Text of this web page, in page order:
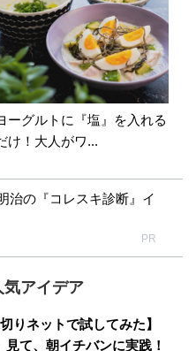
ーグルトに『塩』を入れる
け！大人がワ...
治の『コレスキ診断』イ
PR
気アイデア
りネットで試してみた】
て、朝イチバンに実践！